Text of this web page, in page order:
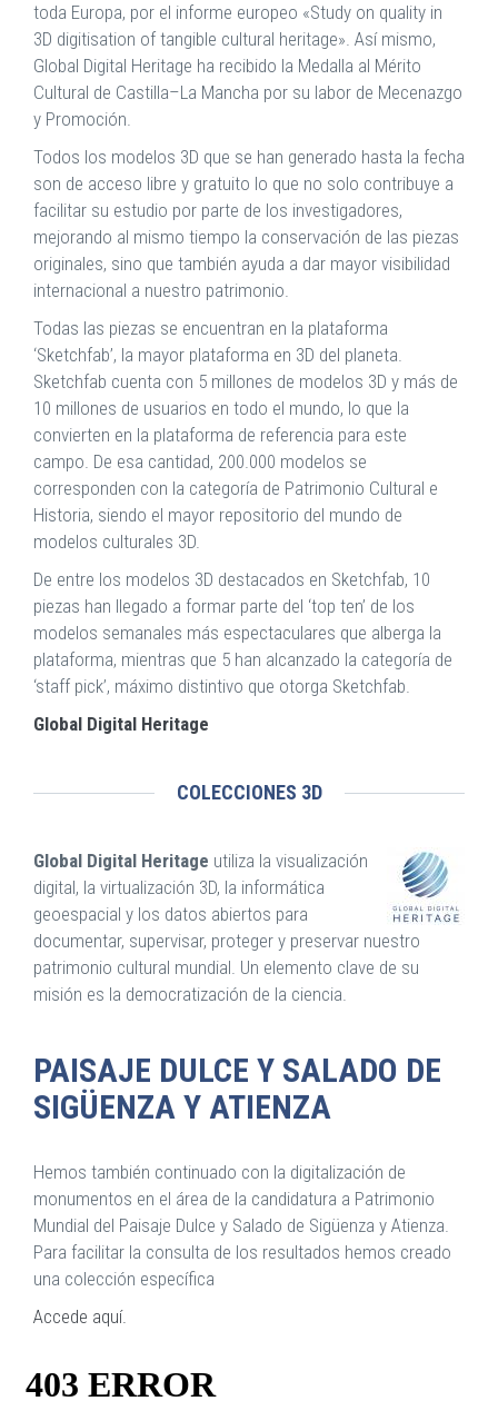
toda Europa, por el informe europeo «Study on quality in
3D digitisation of tangible cultural heritage». Así mismo,
Global Digital Heritage ha recibido la Medalla al Mérito
Cultural de Castilla–La Mancha por su labor de Mecenazgo
y Promoción.
Todos los modelos 3D que se han generado hasta la fecha
son de acceso libre y gratuito lo que no solo contribuye a
facilitar su estudio por parte de los investigadores,
mejorando al mismo tiempo la conservación de las piezas
originales, sino que también ayuda a dar mayor visibilidad
internacional a nuestro patrimonio.
Todas las piezas se encuentran en la plataforma
‘Sketchfab’, la mayor plataforma en 3D del planeta.
Sketchfab cuenta con 5 millones de modelos 3D y más de
10 millones de usuarios en todo el mundo, lo que la
convierten en la plataforma de referencia para este
campo. De esa cantidad, 200.000 modelos se
corresponden con la categoría de Patrimonio Cultural e
Historia, siendo el mayor repositorio del mundo de
modelos culturales 3D.
De entre los modelos 3D destacados en Sketchfab, 10
piezas han llegado a formar parte del ‘top ten’ de los
modelos semanales más espectaculares que alberga la
plataforma, mientras que 5 han alcanzado la categoría de
‘staff pick’, máximo distintivo que otorga Sketchfab.
Global Digital Heritage
COLECCIONES 3D
Global Digital Heritage utiliza la visualización
digital, la virtualización 3D, la informática
geoespacial y los datos abiertos para
documentar, supervisar, proteger y preservar nuestro
patrimonio cultural mundial. Un elemento clave de su
misión es la democratización de la ciencia.
PAISAJE DULCE Y SALADO DE
SIGÜENZA Y ATIENZA
Hemos también continuado con la digitalización de
monumentos en el área de la candidatura a Patrimonio
Mundial del Paisaje Dulce y Salado de Sigüenza y Atienza.
Para facilitar la consulta de los resultados hemos creado
una colección específica
Accede aquí.